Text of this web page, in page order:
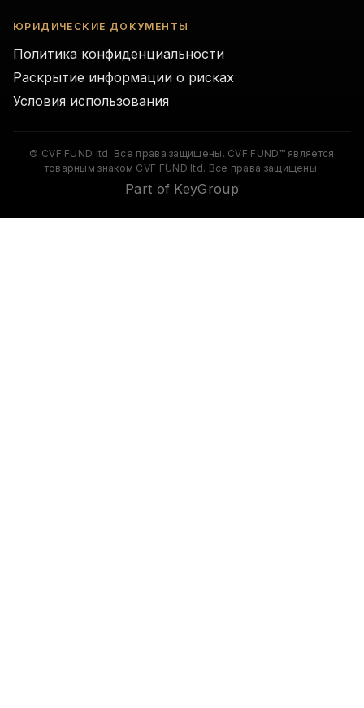
ЮРИДИЧЕСКИЕ ДОКУМЕНТЫ
Политика конфиденциальности
Раскрытие информации о рисках
Условия использования
© CVF FUND ltd. Все права защищены. CVF FUND™ является
товарным знаком CVF FUND ltd. Все права защищены.
Part of KeyGroup